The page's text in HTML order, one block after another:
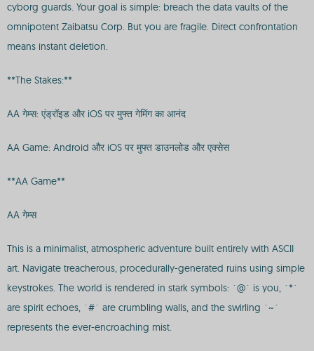
cyborg guards. Your goal is simple: breach the data vaults of the
omnipotent Zaibatsu Corp. But you are fragile. Direct confrontation
means instant deletion.
**The Stakes:**
AA गेम्स: एंड्रॉइड और iOS पर मुफ्त गेमिंग का आनंद
AA Game: Android और iOS पर मुफ्त डाउनलोड और एक्सेस
**AA Game**
AA गेम्स
This is a minimalist, atmospheric adventure built entirely with ASCII
art. Navigate treacherous, procedurally-generated ruins using simple
keystrokes. The world is rendered in stark symbols: `@` is you, `*`
are spirit echoes, `#` are crumbling walls, and the swirling `~`
represents the ever-encroaching mist.